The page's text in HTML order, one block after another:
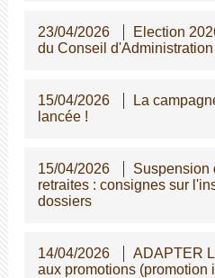
23/04/2026
Election
du Conseil
15/04/2026
La
lancée !
15/04/2026
Suspension
retraites : consignes sur
dossiers
14/04/2026
ADAPTER
aux promotions (promotion